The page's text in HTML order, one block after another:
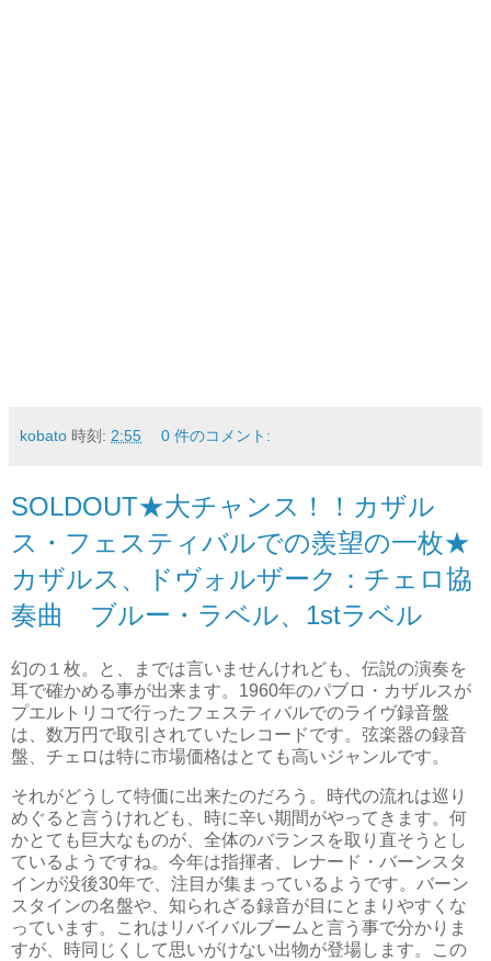
kobato 時刻: 2:55 0 件のコメント:
SOLDOUT★大チャンス！！カザル
ス・フェスティバルでの羨望の一枚★
カザルス、ドヴォルザーク：チェロ協
奏曲 ブルー・ラベル、1stラベル
幻の１枚。と、までは言いませんけれども、伝説の演奏を
耳で確かめる事が出来ます。1960年のパブロ・カザルスが
プエルトリコで行ったフェスティバルでのライヴ録音盤
は、数万円で取引されていたレコードです。弦楽器の録音
盤、チェロは特に市場価格はとても高いジャンルです。
それがどうして特価に出来たのだろう。時代の流れは巡り
めぐると言うけれども、時に辛い期間がやってきます。何
かとても巨大なものが、全体のバランスを取り直そうとし
ているようですね。今年は指揮者、レナード・バーンスタ
インが没後30年で、注目が集まっているようです。バーン
スタインの名盤や、知られざる録音が目にとまりやすくな
っています。これはリバイバルブームと言う事で分かりま
すが、時同じくして思いがけない出物が登場します。この